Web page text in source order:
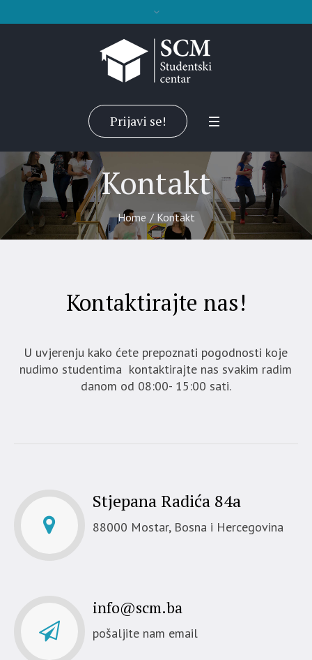
Prijavi se!
Kontakt
Home / Kontakt
Kontaktirajte nas!
U uvjerenju kako ćete prepoznati pogodnosti koje
nudimo studentima kontaktirajte nas svakim radim
danom od 08:00- 15:00 sati.
Stjepana Radića 84a
88000 Mostar, Bosna i Hercegovina
info@scm.ba
pošaljite nam email